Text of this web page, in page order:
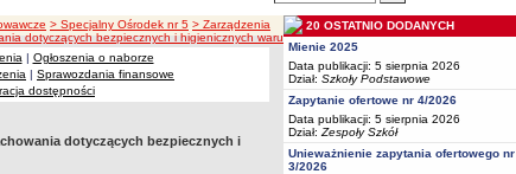
> Specjalny Ośrodek nr 5 > Zarządzenia
dotyczących bezpiecznych i higienicznych warunków pracy
| Ogłoszenia o naborze
| Sprawozdania finansowe
dostępności
dotyczących bezpiecznych i
20 OSTATNIO DODANYCH
Mienie 2025
Data publikacji: 5 sierpnia 2026
Dział: Szkoły Podstawowe
Zapytanie ofertowe nr 4/2026
Data publikacji: 5 sierpnia 2026
Dział: Zespoły Szkół
Unieważnienie zapytania ofertowego nr
3/2026